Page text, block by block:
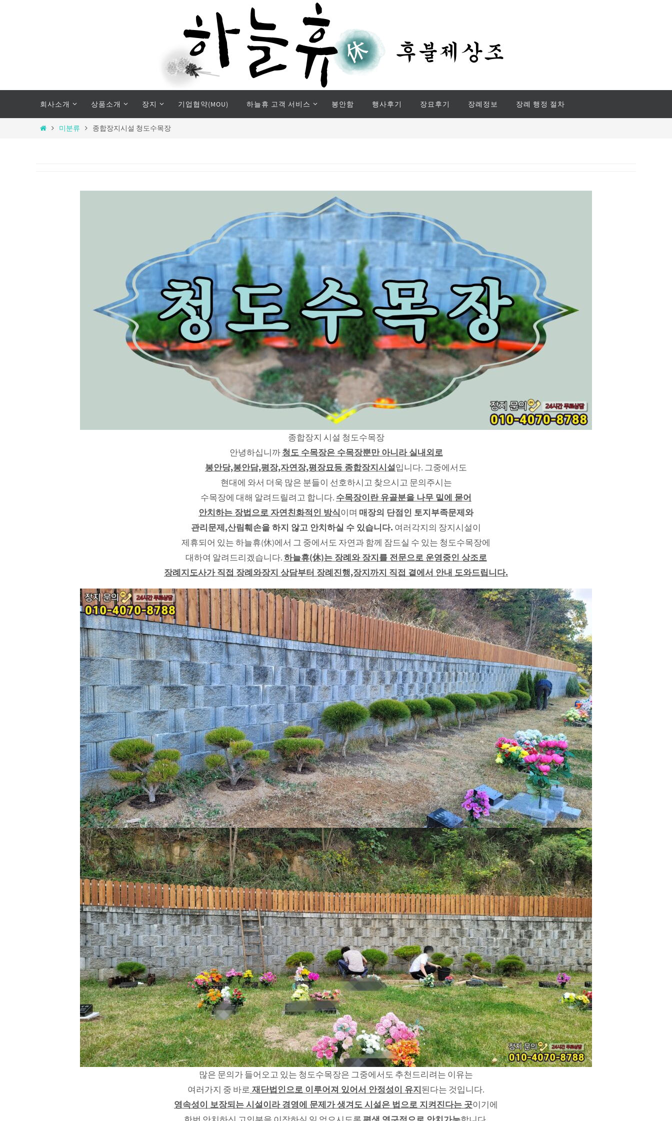
content
회사소개 상품소개 장지 기업협약(MOU) 하늘휴 고객 서비스 봉안함 행사후기 장묘후기 장례정보 장례 행정 절차
Home미분류 종합장지시설 청도수목장
종합장지 시설 청도수목장
안녕하십니까청도 수목장은 수목장뿐만 아니라 실내외로
봉안당,봉안담,평장,자연장,평장묘등 종합장지시설입니다. 그중에서도
현대에 와서 더욱 많은 분들이 선호하시고 찾으시고 문의주시는
수목장에 대해 알려드릴려고 합니다. 수목장이란 유골분을 나무 밑에 묻어
안치하는 장법으로 자연친화적인 방식이며 매장의 단점인 토지부족문제와
관리문제,산림훼손을 하지 않고 안치하실 수 있습니다. 여러각지의 장지시설이
제휴되어 있는 하늘휴(休)에서 그 중에서도 자연과 함께 잠드실 수 있는 청도수목장에
대하여 알려드리겠습니다.하늘휴(休)는 장례와 장지를 전문으로 운영중인 상조로
장례지도사가 직접 장례와장지 상담부터 장례진행,장지까지 직접 곁에서 안내 도와드립니다.
많은 문의가 들어오고 있는 청도수목장은 그중에서도 추천드리려는 이유는
여러가지 중 바로 재단법인으로 이루어져 있어서 안정성이 유지된다는 것입니다.
영속성이 보장되는 시설이라 경영에 문제가 생겨도 시설은 법으로 지켜진다는 곳이기에